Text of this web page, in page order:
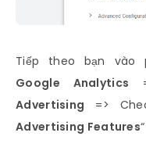
Tiếp theo bạn vào
Google Analytics
Advertising =>
Advertising Features“